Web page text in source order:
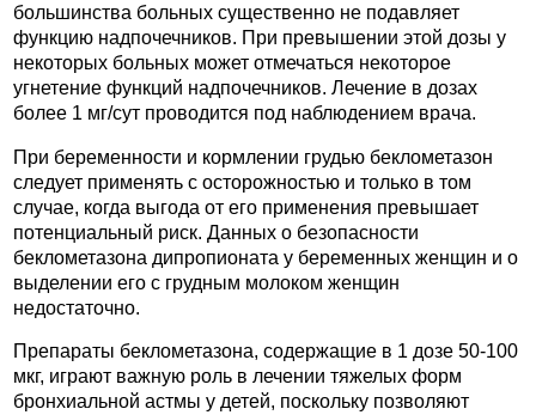
большинства больных существенно не подавляет
функцию надпочечников. При превышении этой дозы у
некоторых больных может отмечаться некоторое
угнетение функций надпочечников. Лечение в дозах
более 1 мг/сут проводится под наблюдением врача.
При беременности и кормлении грудью беклометазон
следует применять с осторожностью и только в том
случае, когда выгода от его применения превышает
потенциальный риск. Данных о безопасности
беклометазона дипропионата у беременных женщин и о
выделении его с грудным молоком женщин
недостаточно.
Препараты беклометазона, содержащие в 1 дозе 50-100
мкг, играют важную роль в лечении тяжелых форм
бронхиальной астмы у детей, поскольку позволяют